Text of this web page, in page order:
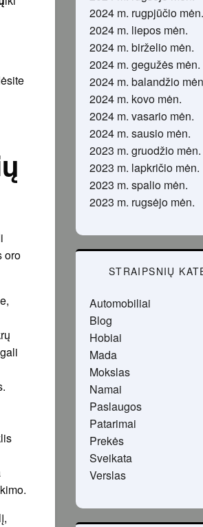
oro
2024 m. rugpjūčio mėn.
2024 m. liepos mėn.
2024 m. birželio mėn.
2024 m. gegužės mėn.
2024 m. balandžio
2024 m. kovo mėn.
2024 m. vasario mėn.
2024 m. sausio mėn.
2023 m. gruodžio mėn.
2023 m. lapkričio mėn.
2023 m. spalio mėn.
2023 m. rugsėjo mėn.
STRAIPSNIŲ
Automobiliai
Blog
Hobiai
Mada
Mokslas
Namai
Paslaugos
Patarimai
Prekės
Sveikata
Verslas